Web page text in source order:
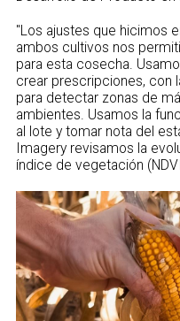
"Los ajustes que hicimos
ambos cultivos nos
para esta cosecha.
crear prescripciones, con
para detectar zonas de
ambientes. Usamos la
al lote y tomar nota del
Imagery revisamos la
índice de vegetación